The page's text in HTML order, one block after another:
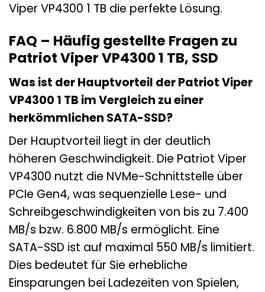
Viper VP4300 1 TB die perfekte Lösung.
FAQ – Häufig gestellte Fragen zu
Patriot Viper VP4300 1 TB, SSD
Was ist der Hauptvorteil der Patriot Viper
VP4300 1 TB im Vergleich zu einer
herkömmlichen SATA-SSD?
Der Hauptvorteil liegt in der deutlich
höheren Geschwindigkeit. Die Patriot Viper
VP4300 nutzt die NVMe-Schnittstelle über
PCIe Gen4, was sequenzielle Lese- und
Schreibgeschwindigkeiten von bis zu 7.400
MB/s bzw. 6.800 MB/s ermöglicht. Eine
SATA-SSD ist auf maximal 550 MB/s limitiert.
Dies bedeutet für Sie erhebliche
Einsparungen bei Ladezeiten von Spielen,